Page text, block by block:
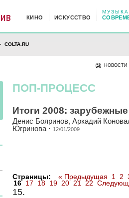
КИНО ИСКУССТВО
МУЗЫКА
COLTA.RU
НОВОСТИ
ПОП-ПРОЦЕСС
Итоги 2008:
Денис Бояринов, Аркадий
Югринова · 12/01/2009
Страницы: « Предыдущая 1 2
16 17 18 19 20 21 22
15.